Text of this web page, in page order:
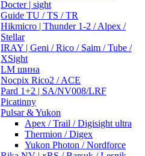
Docter | sight
Guide TU / TS / TR
Hikmicro | Thunder 1-2 / Alpex /
Stellar
IRAY | Geni / Rico / Saim / Tube /
XSight
LM шина
Nocpix Rico2 / ACE
Pard 1+2 | SA/NV008/LRF
Picatinny
Pulsar & Yukon
Apex / Trail / Digisight ultra
Thermion / Digex
Yukon Photon / Nordforce